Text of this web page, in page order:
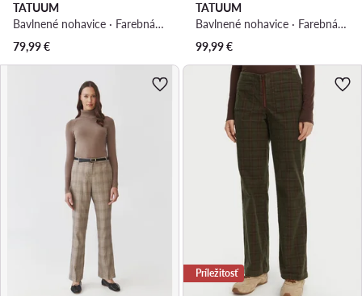
TATUUM
Bavlnené nohavice · Farebná · Regular fit
79,99€
TATUUM
Bavlnené nohavice · Farebná · Skinny Fit
99,99€
Príležitosť